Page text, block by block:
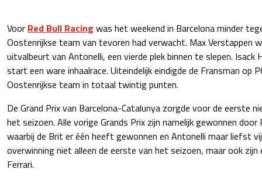
Voor Red Bull Racing was het weekend in Barcelona minder
Oostenrijkse team van tevoren had verwacht. Max Verstappen
uitvalbeurt van Antonelli, een vierde plek binnen te slepen. Isack
start een ware inhaalrace. Uiteindelijk eindigde de Fransman op
Oostenrijkse team in totaal twintig punten.
De Grand Prix van Barcelona-Catalunya zorgde voor de eerste
het seizoen. Alle vorige Grands Prix zijn namelijk gewonnen
waarbij de Brit er één heeft gewonnen en Antonelli maar liefst
overwinning niet alleen de eerste van het seizoen, maar ook
Ferrari.